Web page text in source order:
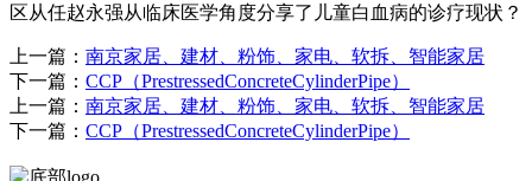
区从任赵永强从临床医学角度分享了儿童白血病的诊疗现状？
上一篇： 南京家居、建材、粉饰、家电、软拆、智能家居
下一篇： CCP（PrestressedConcreteCylinderPipe）
上一篇： 南京家居、建材、粉饰、家电、软拆、智能家居
下一篇： CCP（PrestressedConcreteCylinderPipe）